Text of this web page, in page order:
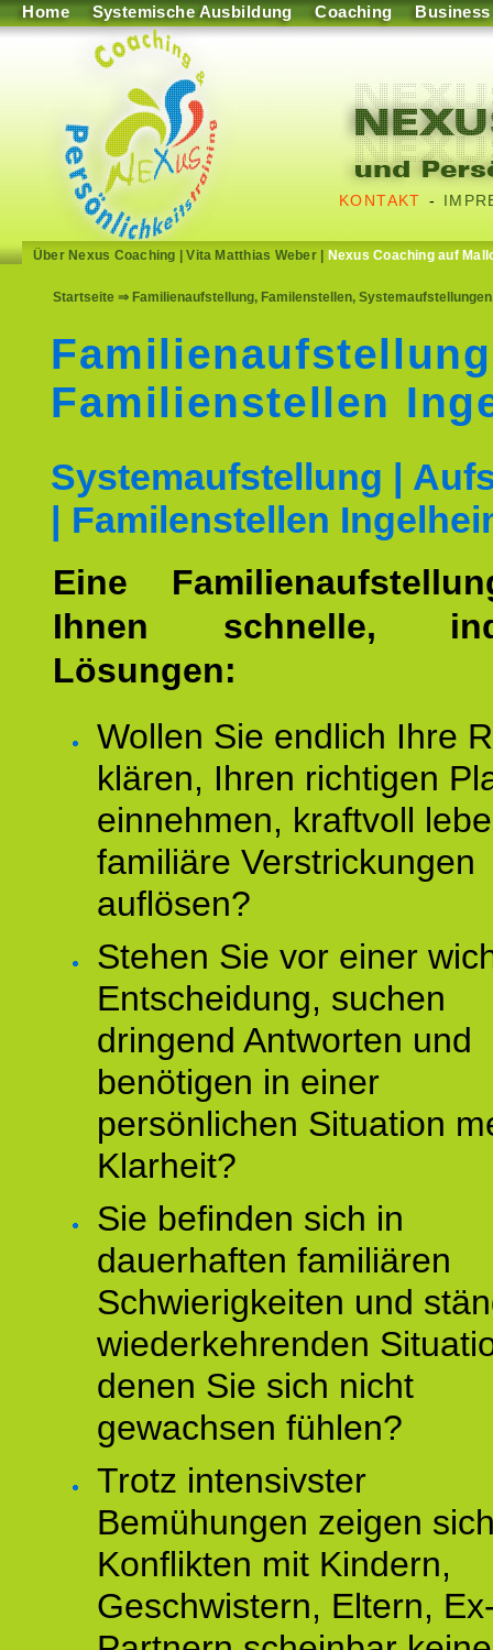
Home Systemische Ausbildung Coaching Business
KONTAKT -
Über Nexus Coaching |Vita Matthias Weber| Nexus Coaching auf
Startseite ⇒ Familienaufstellung, Familenstellen,
Familienstellen
Systemaufstellung |
| Familenstellen
Eine
Ihnen schnelle,
Lösungen:
Wollen Sie endlich Ihre
klären, Ihren richtigen
einnehmen, kraftvoll
familiäre Verstrickungen
auflösen?
Stehen Sie vor einer
Entscheidung, suchen
dringend Antworten und
benötigen in einer
persönlichen Situation
Klarheit?
Sie befinden sich in
dauerhaften familiären
Schwierigkeiten und
wiederkehrenden
denen Sie sich nicht
gewachsen fühlen?
Trotz intensivster
Bemühungen zeigen
Konflikten mit Kindern,
Geschwistern, Eltern,